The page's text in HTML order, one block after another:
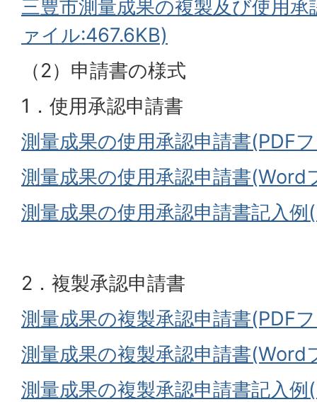
三豊市測量成果の複製及び使用
ァイル:467.6KB)
（2）申請書の様式
1．使用承認申請書
測量成果の使用承認申請書(PDF
測量成果の使用承認申請書(Word
測量成果の使用承認申請書記入
2．複製承認申請書
測量成果の複製承認申請書(PDF
測量成果の複製承認申請書(Word
測量成果の複製承認申請書記入